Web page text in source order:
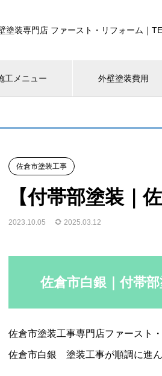
塗装専門店 ファースト・リフォーム｜
工メニュー 外壁塗装費用
佐倉市塗装工事
【付帯部塗装｜
2023.10.05 2025.03.12
佐倉市白銀｜付帯
佐倉市塗装工事専門店ファースト
佐倉市白銀 塗装工事が順調に進